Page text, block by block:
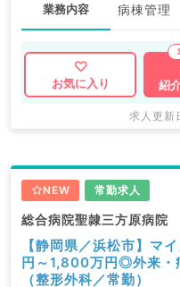
業務内容 病棟管理
お気に入り
紹
求人更
NEW 常勤求人
総合病院聖隷三方原病院
【静岡県／浜松市】マ
円～1,800万円◎外来・
（整形外科／常勤）